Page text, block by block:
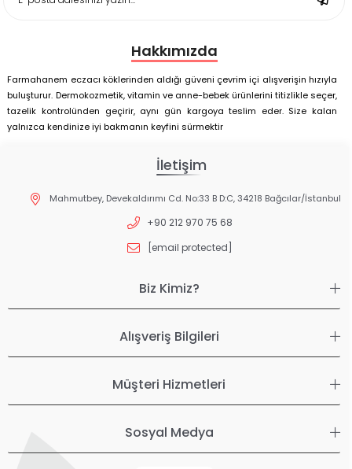
Hakkımızda
Farmahanem eczacı köklerinden aldığı güveni çevrim içi alışverişin hızıyla
buluşturur. Dermokozmetik, vitamin ve anne-bebek ürünlerini titizlikle seçer,
tazelik kontrolünden geçirir, aynı gün kargoya teslim eder. Size kalan
yalnızca kendinize iyi bakmanın keyfini sürmektir
İletişim
Mahmutbey, Devekaldırımı Cd. No:33 B D:C, 34218 Bağcılar/İstanbul
+90 212 970 75 68
[email protected]
Biz Kimiz?
Alışveriş Bilgileri
Müşteri Hizmetleri
Sosyal Medya